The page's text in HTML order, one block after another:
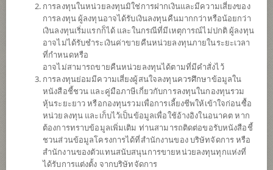
การลงทุนในหน่วยลงทุนมิใช่การฝากเงินและมีความเสี่ยงของ
การลงทุน ผู้ลงทุนอาจได้รับเงินลงทุนคืนมากกว่าหรือน้อยกว่า
เงินลงทุนเริ่มแรกก็ได้ และในกรณีที่มีเหตุการณ์ไม่ปกติ ผู้ลงทุน
อาจไม่ได้รับชำระเงินค่าขายคืนหน่วยลงทุนภายในระยะเวลา
ที่กำหนดหรือ
อาจไม่สามารถขายคืนหน่วยลงทุนได้ตามที่มีคำสั่งไว้
การลงทุนย่อมมีความเสี่ยงผู้สนใจลงทุนควรศึกษาข้อมูลใน
หนังสือชี้ชวน และคู่มือภาษีเกี่ยวกับการลงทุนในกองทุนรวม
หุ้นระยะยาว หรือกองทุนรวมเพื่อการเลี้ยงชีพให้เข้าใจก่อนซื้อ
หน่วยลงทุน และเก็บไว้เป็นข้อมูลเพื่อใช้อ้างอิงในอนาคต หาก
ต้องการทราบข้อมูลเพิ่มเติม ท่านสามารถติดต่อขอรับหนังสือชี้
ชวนส่วนข้อมูลโครงการได้ที่สำนักงานของ บริษัทจัดการ หรือ
สำนักงานของตัวแทนสนับสนุนการขายหน่วยลงทุนทุกแห่งที่
ได้รับการแต่งตั้ง จากบริษัทจัดการ